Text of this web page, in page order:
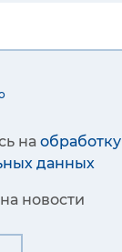
на обработку
данных
новости